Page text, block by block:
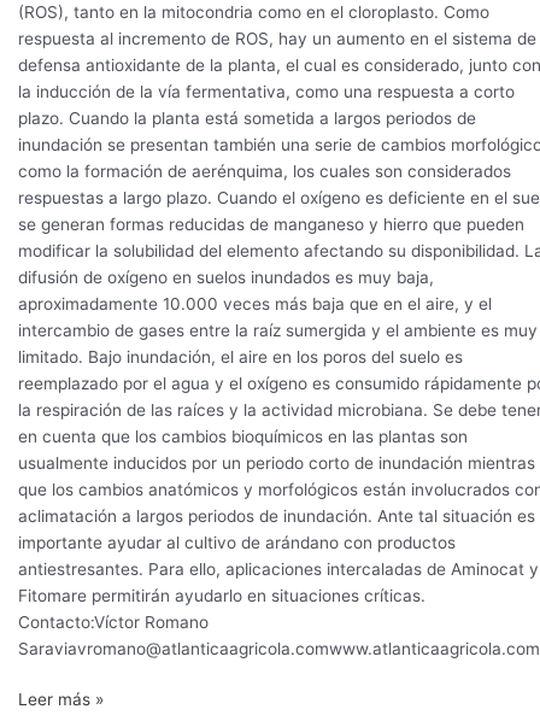
(ROS), tanto en la mitocondria como en el cloroplasto. Como
respuesta al incremento de ROS, hay un aumento en el sistema de
defensa antioxidante de la planta, el cual es considerado, junto con
la inducción de la vía fermentativa, como una respuesta a corto
plazo. Cuando la planta está sometida a largos periodos de
inundación se presentan también una serie de cambios
como la formación de aerénquima, los cuales son considerados
respuestas a largo plazo. Cuando el oxígeno es deficiente en el
se generan formas reducidas de manganeso y hierro que pueden
modificar la solubilidad del elemento afectando su disponibilidad.
difusión de oxígeno en suelos inundados es muy baja,
aproximadamente 10.000 veces más baja que en el aire, y el
intercambio de gases entre la raíz sumergida y el ambiente es muy
limitado. Bajo inundación, el aire en los poros del suelo es
reemplazado por el agua y el oxígeno es consumido rápidamente
la respiración de las raíces y la actividad microbiana. Se debe
en cuenta que los cambios bioquímicos en las plantas son
usualmente inducidos por un periodo corto de inundación mientras
que los cambios anatómicos y morfológicos están involucrados
aclimatación a largos periodos de inundación. Ante tal situación es
importante ayudar al cultivo de arándano con productos
antiestresantes. Para ello, aplicaciones intercaladas de Aminocat y
Fitomare permitirán ayudarlo en situaciones críticas.
Contacto:Víctor Romano
Saraviavromano@atlanticaagricola.comwww.atlanticaagricola.com
Leer más »